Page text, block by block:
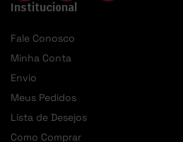
Institucional
Fale Conosco
Minha Conta
Envio
Meus Pedidos
Lista de Desejos
Como Comprar